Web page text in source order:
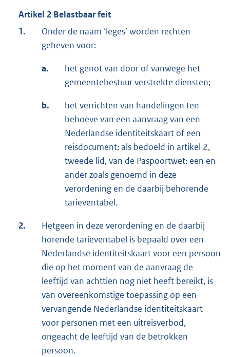
Artikel 2 Belastbaar feit
1.
Onder de naam ‘leges’ worden rechten
geheven voor:
a.
het genot van door of vanwege het
gemeentebestuur verstrekte diensten;
b.
het verrichten van handelingen ten
behoeve van een aanvraag van een
Nederlandse identiteitskaart of een
reisdocument; als bedoeld in artikel 2,
tweede lid, van de Paspoortwet: een en
ander zoals genoemd in deze
verordening en de daarbij behorende
tarieventabel.
2.
Hetgeen in deze verordening en de daarbij
horende tarieventabel is bepaald over een
Nederlandse identiteitskaart voor een persoon
die op het moment van de aanvraag de
leeftijd van achttien nog niet heeft bereikt, is
van overeenkomstige toepassing op een
vervangende Nederlandse identiteitskaart
voor personen met een uitreisverbod,
ongeacht de leeftijd van de betrokken
persoon.